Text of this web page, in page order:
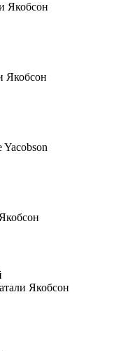
Якобсон
Якобсон
Yacobson
Якобсон